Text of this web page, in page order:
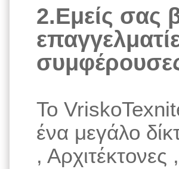
2.Εμείς σας
Το
ένα μεγάλο
,